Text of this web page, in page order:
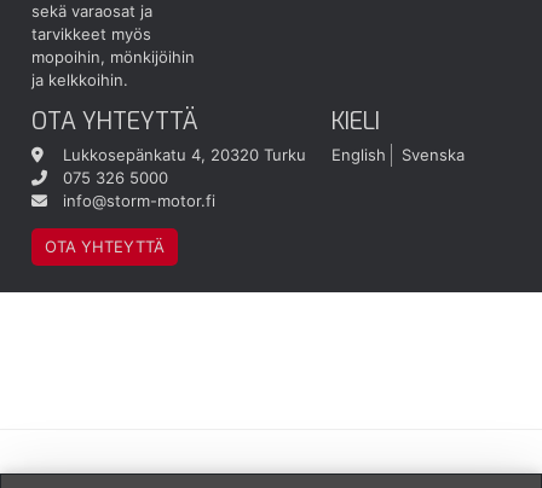
sekä varaosat ja
tarvikkeet myös
mopoihin, mönkijöihin
ja kelkkoihin.
OTA YHTEYTTÄ
Lukkosepänkatu 4, 20320 Turku
075 326 5000
info@storm-motor.fi
OTA YHTEYTTÄ
KIELI
English Svenska